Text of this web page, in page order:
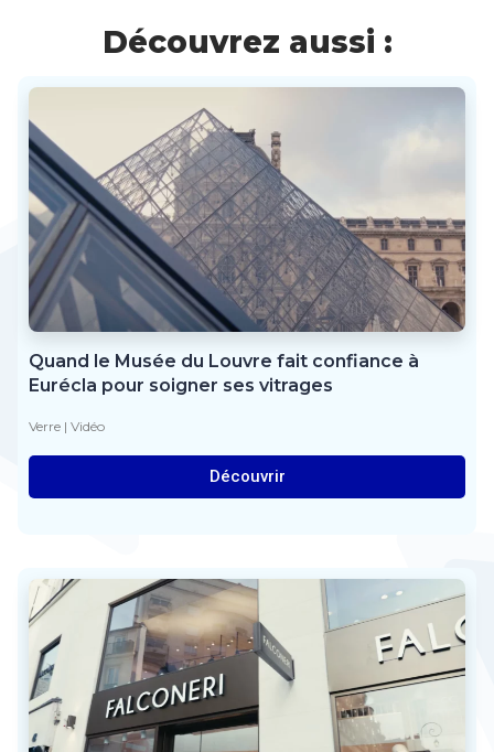
Découvrez aussi :
Quand le Musée du Louvre fait confiance à
Eurécla pour soigner ses vitrages
Verre | Vidéo
Découvrir